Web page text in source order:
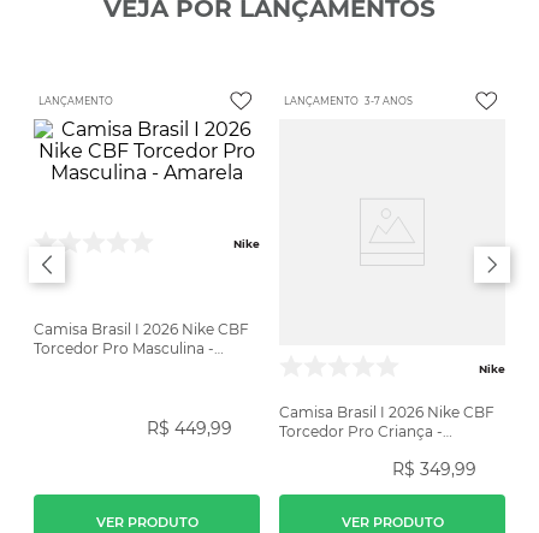
VEJA POR LANÇAMENTOS
LANÇAMENTO
Nike
Camisa Brasil I 2026 Nike CBF
Torcedor Pro Masculina -
R$ 449,99
VER PRODUTO
LANÇAMENTO 3-7 ANOS
Nike
Camisa Brasil I 2026 Nike CBF
Torcedor Pro Criança -
R$ 349,99
VER PRODUTO